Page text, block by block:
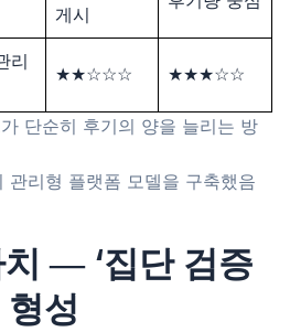
게시
★★☆☆☆ ★★★☆☆
단순히 후기의 양을 늘리는 방
관리형 플랫폼 모델을 구축했음
― ‘집단 검증
형성